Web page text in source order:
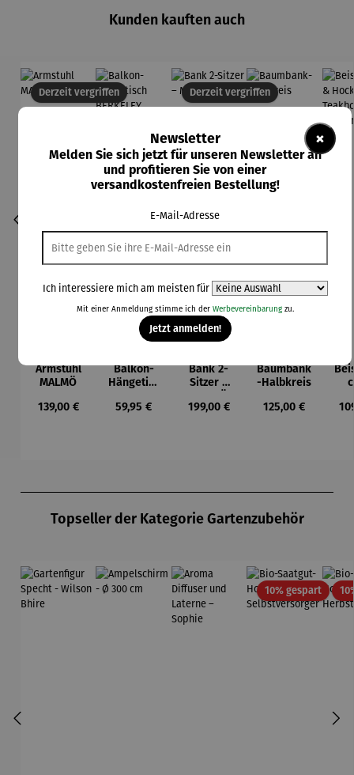
Kunden kauften auch
Derzeit vergriffen
Armstuhl
MALMÖ
Regulärer Preis:
139,00 €
Balkon-
Hängetisc
BERKELEY
Regulärer Preis:
59,95 €
Derzeit vergriffen
Bank 2-
Sitzer –
Regulärer Preis:
199,00 €
Baumbank
-Halbkreis
Regulärer Preis:
125,00 €
Topseller der Kategorie Gartenzubehör
10% gespartRabatt
×
Newsletter
Melden Sie sich jetzt für unseren Newsletter an
und profitieren Sie von einer
versandkostenfreien Bestellung!
E-Mail-Adresse
Ich interessiere mich am meisten für
Mit einer Anmeldung stimme ich der Werbevereinbarungzu.
Jetzt anmelden!